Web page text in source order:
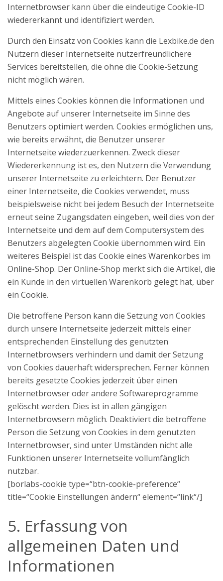
Internetbrowser kann über die eindeutige Cookie-ID
wiedererkannt und identifiziert werden.
Durch den Einsatz von Cookies kann die Lexbike.de den
Nutzern dieser Internetseite nutzerfreundlichere
Services bereitstellen, die ohne die Cookie-Setzung
nicht möglich wären.
Mittels eines Cookies können die Informationen und
Angebote auf unserer Internetseite im Sinne des
Benutzers optimiert werden. Cookies ermöglichen uns,
wie bereits erwähnt, die Benutzer unserer
Internetseite wiederzuerkennen. Zweck dieser
Wiedererkennung ist es, den Nutzern die Verwendung
unserer Internetseite zu erleichtern. Der Benutzer
einer Internetseite, die Cookies verwendet, muss
beispielsweise nicht bei jedem Besuch der Internetseite
erneut seine Zugangsdaten eingeben, weil dies von der
Internetseite und dem auf dem Computersystem des
Benutzers abgelegten Cookie übernommen wird. Ein
weiteres Beispiel ist das Cookie eines Warenkorbes im
Online-Shop. Der Online-Shop merkt sich die Artikel, die
ein Kunde in den virtuellen Warenkorb gelegt hat, über
ein Cookie.
Die betroffene Person kann die Setzung von Cookies
durch unsere Internetseite jederzeit mittels einer
entsprechenden Einstellung des genutzten
Internetbrowsers verhindern und damit der Setzung
von Cookies dauerhaft widersprechen. Ferner können
bereits gesetzte Cookies jederzeit über einen
Internetbrowser oder andere Softwareprogramme
gelöscht werden. Dies ist in allen gängigen
Internetbrowsern möglich. Deaktiviert die betroffene
Person die Setzung von Cookies in dem genutzten
Internetbrowser, sind unter Umständen nicht alle
Funktionen unserer Internetseite vollumfänglich
nutzbar.
[borlabs-cookie type=“btn-cookie-preference“
title=“Cookie Einstellungen ändern“ element=“link“/]
5. Erfassung von
allgemeinen Daten und
Informationen